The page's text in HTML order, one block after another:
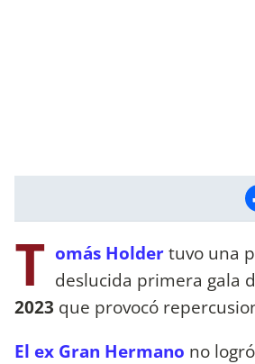
T omás Holdertuvo una
deslucida primera gala
2023 que provocó
El ex Gran Hermano no